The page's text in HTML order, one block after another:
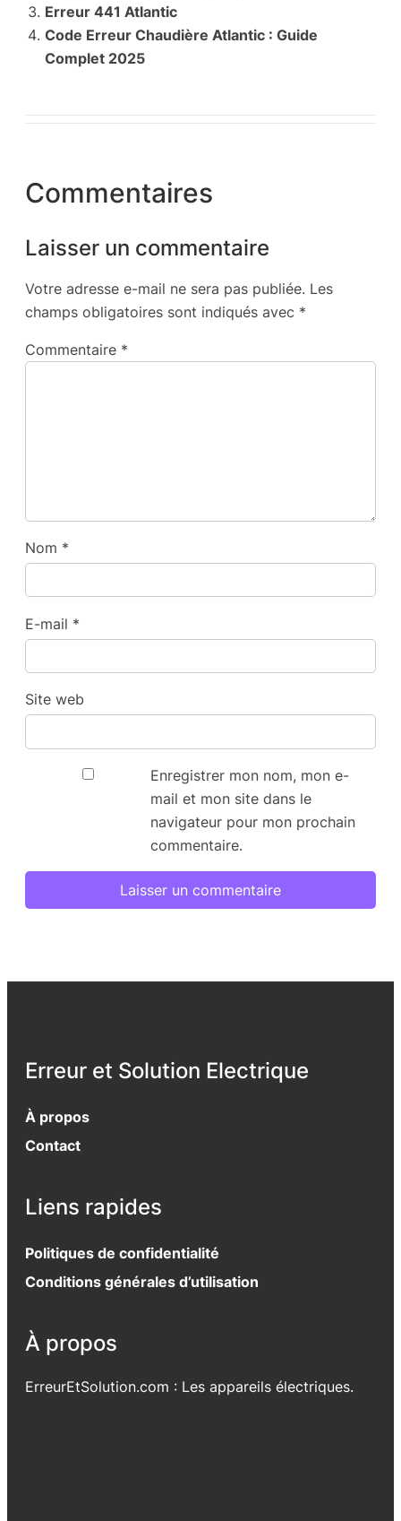
Erreur 441 Atlantic
Code Erreur Chaudière Atlantic : Guide
Complet 2025
Commentaires
Laisser un commentaire
Votre adresse e-mail ne sera pas publiée. Les
champs obligatoires sont indiqués avec *
Commentaire *
Nom *
E-mail *
Site web
Enregistrer mon nom, mon e-
mail et mon site dans le
navigateur pour mon prochain
commentaire.
Erreur et Solution Electrique
À propos
Contact
Liens rapides
Politiques de confidentialité
Conditions générales d’utilisation
À propos
ErreurEtSolution.com : Les appareils électriques.